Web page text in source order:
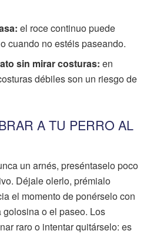
el roce continuo puede
cuando no estéis paseando.
sin mirar costuras: en
débiles son un riesgo de
A TU PERRO AL
un arnés, preséntaselo poco
Déjale olerlo, prémialo
el momento de ponérselo con
o el paseo. Los
raro o intentar quitárselo: es